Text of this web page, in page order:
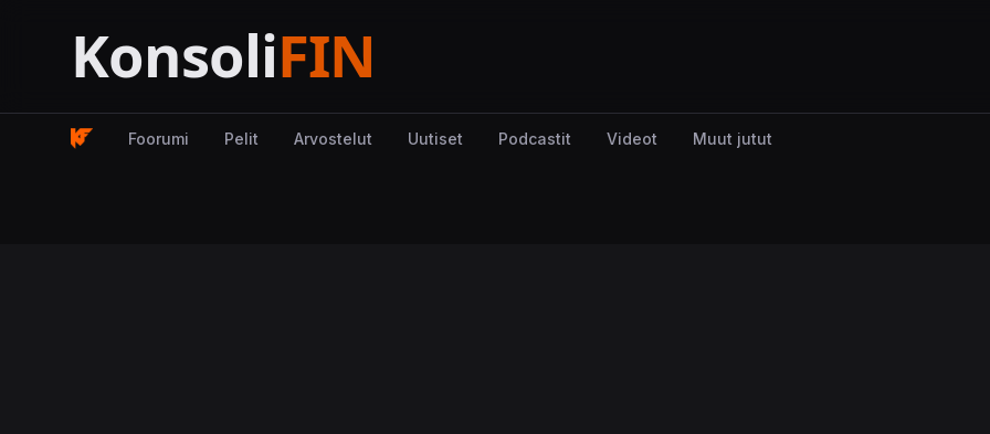
Foorumi Pelit Arvostelut Uutiset Podcastit Videot Muut jutut